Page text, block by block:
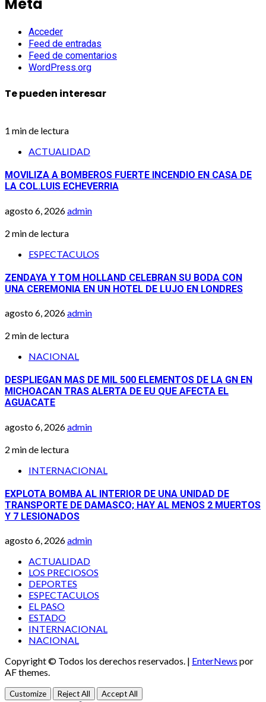
Acceder
Feed de entradas
Feed de comentarios
WordPress.org
Te pueden interesar
1 min de lectura
ACTUALIDAD
MOVILIZA A BOMBEROS FUERTE INCENDIO EN CASA DE
LA COL.LUIS ECHEVERRIA
agosto 6, 2026admin
2 min de lectura
ESPECTACULOS
ZENDAYA Y TOM HOLLAND CELEBRAN SU BODA CON
UNA CEREMONIA EN UN HOTEL DE LUJO EN LONDRES
agosto 6, 2026admin
2 min de lectura
NACIONAL
DESPLIEGAN MAS DE MIL 500 ELEMENTOS DE LA GN EN
MICHOACAN TRAS ALERTA DE EU QUE AFECTA EL
AGUACATE
agosto 6, 2026admin
2 min de lectura
INTERNACIONAL
EXPLOTA BOMBA AL INTERIOR DE UNA UNIDAD DE
TRANSPORTE DE DAMASCO; HAY AL MENOS 2 MUERTOS
Y 7 LESIONADOS
agosto 6, 2026admin
ACTUALIDAD
LOS PRECIOSOS
DEPORTES
ESPECTACULOS
EL PASO
ESTADO
INTERNACIONAL
NACIONAL
Copyright © Todos los derechos reservados. | EnterNews por
AF themes.
Customize Reject All Accept All